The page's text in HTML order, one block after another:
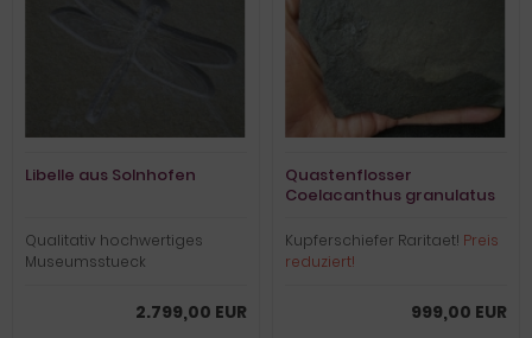
Libelle aus Solnhofen
Qualitativ hochwertiges
Museumsstueck
2.799,00 EUR
Quastenflosser
Coelacanthus granulatus
Kupferschiefer Raritaet! Preis
reduziert!
999,00 EUR